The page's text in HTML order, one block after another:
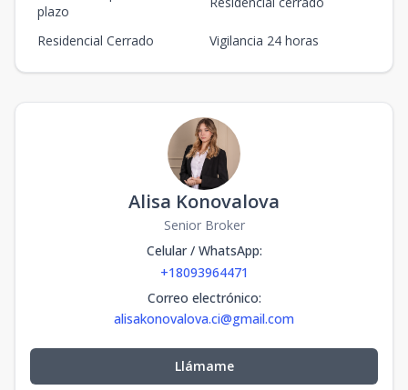
plazo
Residencial Cerrado Vigilancia 24 horas
Alisa Konovalova
Senior Broker
Celular / WhatsApp:
+18093964471
Correo electrónico:
alisakonovalova.ci@gmail.com
Llámame